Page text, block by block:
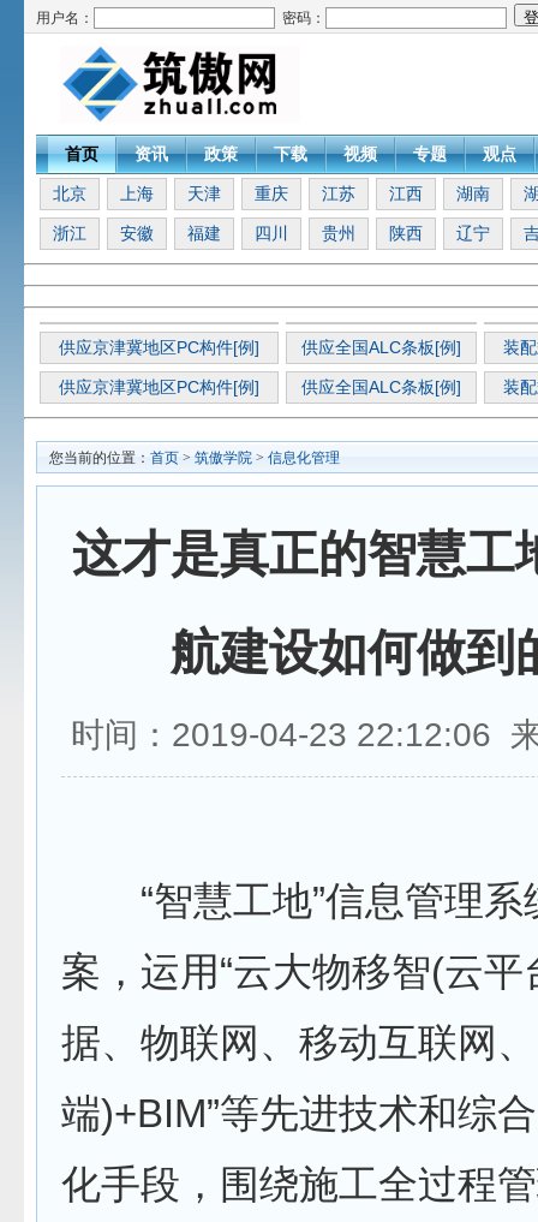
用户名： 密码：
首页 资讯 政策 下载 视频 专题 观点
北京 上海 天津 重庆 江苏 江西 湖南
浙江 安徽 福建 四川 贵州 陕西 辽宁
供应京津冀地区PC构件[例] 供应全国ALC条板[例] 装
供应京津冀地区PC构件[例] 供应全国ALC条板[例] 装
您当前的位置： 首页 > 筑傲学院 > 信息化管理
这才是真正的智慧工
航建设如何做到
时间：2019-04-23 22:12:06
“智慧工地”信息管理系
案，运用“云大物移智(云平
据、物联网、移动互联网
端)+BIM”等先进技术和综
化手段，围绕施工全过程